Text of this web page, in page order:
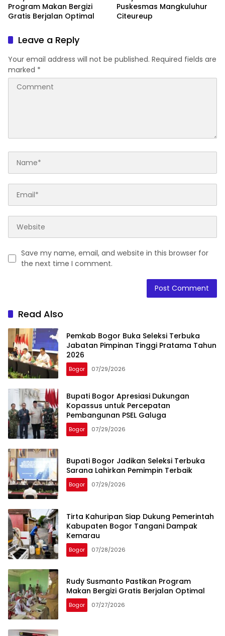
Program Makan Bergizi
Gratis Berjalan Optimal
Puskesmas Mangkuluhur
Citeureup
Leave a Reply
Your email address will not be published. Required fields are
marked *
Save my name, email, and website in this browser for
the next time I comment.
Read Also
Pemkab Bogor Buka Seleksi Terbuka
Jabatan Pimpinan Tinggi Pratama Tahun
2026
Bogor 07/29/2026
Bupati Bogor Apresiasi Dukungan
Kopassus untuk Percepatan
Pembangunan PSEL Galuga
Bogor 07/29/2026
Bupati Bogor Jadikan Seleksi Terbuka
Sarana Lahirkan Pemimpin Terbaik
Bogor 07/29/2026
Tirta Kahuripan Siap Dukung Pemerintah
Kabupaten Bogor Tangani Dampak
Kemarau
Bogor 07/28/2026
Rudy Susmanto Pastikan Program
Makan Bergizi Gratis Berjalan Optimal
Bogor 07/27/2026